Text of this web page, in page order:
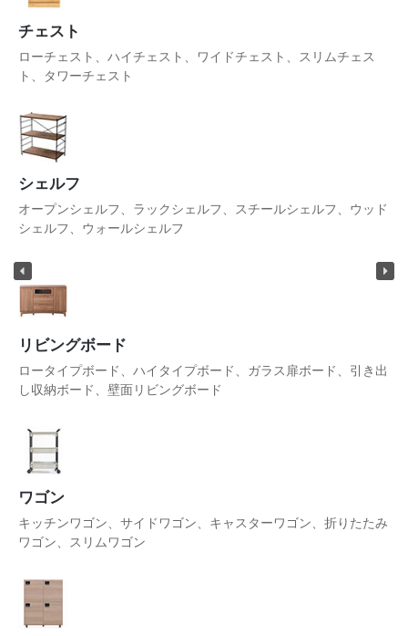
チェスト
ローチェスト、ハイチェスト、ワイドチェスト、スリムチェス
ト、タワーチェスト
シェルフ
オープンシェルフ、ラックシェルフ、スチールシェルフ、ウッド
シェルフ、ウォールシェルフ
リビングボード
ロータイプボード、ハイタイプボード、ガラス扉ボード、引き出
し収納ボード、壁面リビングボード
ワゴン
キッチンワゴン、サイドワゴン、キャスターワゴン、折りたたみ
ワゴン、スリムワゴン